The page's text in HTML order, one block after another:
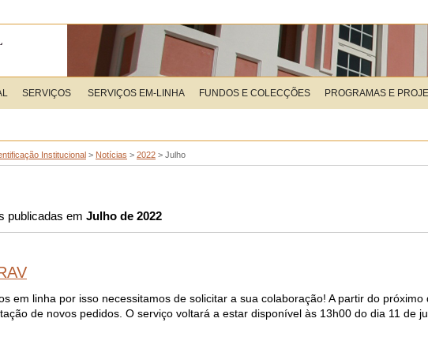
SERVIÇOS SERVIÇOS EM-LINHA FUNDOS E COLECÇÕES PROGRAMAS E
Institucional > Notícias > 2022 > Julho
publicadas em Julho de 2022
em linha por isso necessitamos de solicitar a sua colaboração! A partir do
de novos pedidos. O serviço voltará a estar disponível às 13h00 do dia 11 de